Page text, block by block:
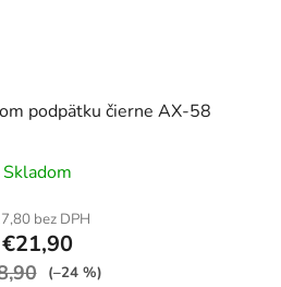
podpätku čierne AX-58
Skladom
bez DPH
€21,90
(–24 %)